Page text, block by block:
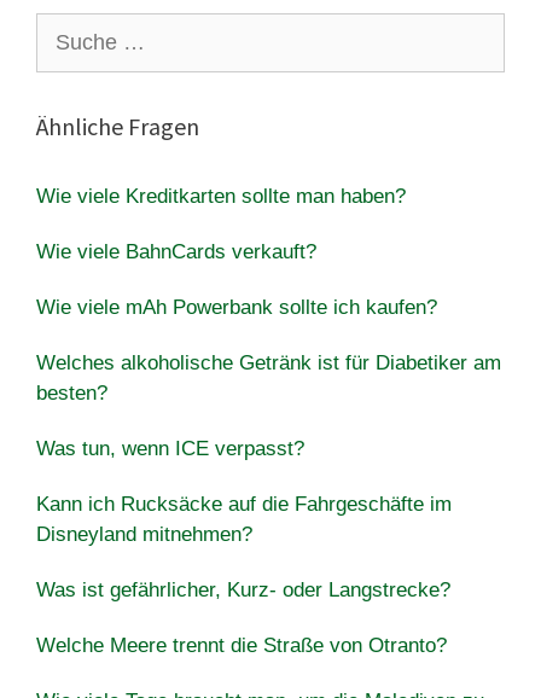
nach:
Ähnliche Fragen
Wie viele Kreditkarten sollte man haben?
Wie viele BahnCards verkauft?
Wie viele mAh Powerbank sollte ich kaufen?
Welches alkoholische Getränk ist für Diabetiker am
besten?
Was tun, wenn ICE verpasst?
Kann ich Rucksäcke auf die Fahrgeschäfte im
Disneyland mitnehmen?
Was ist gefährlicher, Kurz- oder Langstrecke?
Welche Meere trennt die Straße von Otranto?